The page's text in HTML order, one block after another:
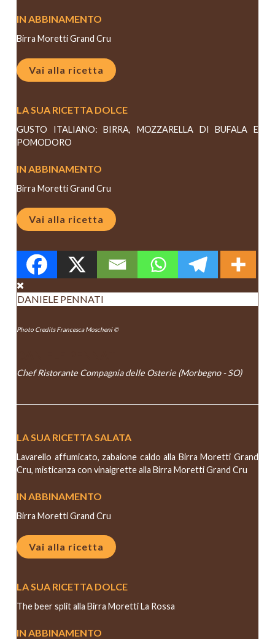
IN ABBINAMENTO
Birra Moretti Grand Cru
Vai alla ricetta
LA SUA RICETTA DOLCE
GUSTO ITALIANO: BIRRA, MOZZARELLA DI BUFALA E
POMODORO
IN ABBINAMENTO
Birra Moretti Grand Cru
Vai alla ricetta
DANIELE PENNATI
Photo Credits Francesca Moscheni ©
Chef Ristorante Compagnia delle Osterie (Morbegno - SO)
LA SUA RICETTA SALATA
Lavarello affumicato, zabaione caldo alla Birra Moretti Grand
Cru, misticanza con vinaigrette alla Birra Moretti Grand Cru
IN ABBINAMENTO
Birra Moretti Grand Cru
Vai alla ricetta
LA SUA RICETTA DOLCE
The beer split alla Birra Moretti La Rossa
IN ABBINAMENTO